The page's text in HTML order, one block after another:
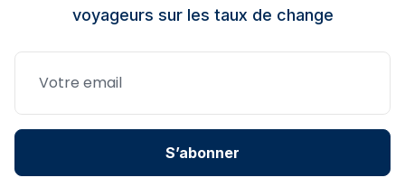
voyageurs sur les taux de change
S’abonner